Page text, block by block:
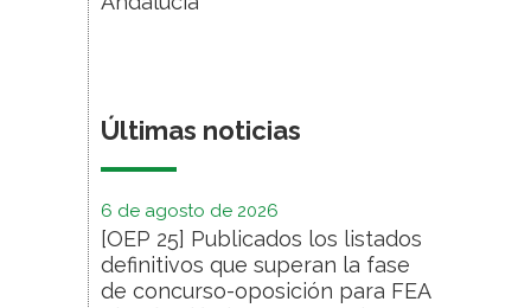
Últimas noticias
6 de agosto de 2026
[OEP 25] Publicados los listados
definitivos que superan la fase
de concurso-oposición para FEA